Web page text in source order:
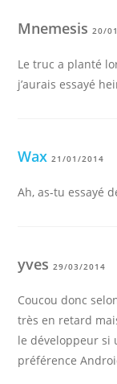
Mnemesis 20/
Le truc a planté
j’aurais essayé
Wax 21/01/2014
Ah, as-tu essayé
yves 29/03/2014
Coucou donc
très en retard
le développeur si
préférence